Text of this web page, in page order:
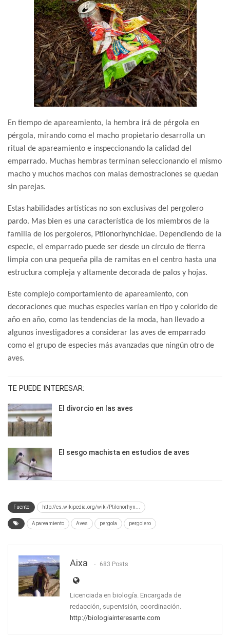
En tiempo de apareamiento, la hembra irá de pérgola en
pérgola, mirando como el macho propietario desarrolla un
ritual de apareamiento e inspeccionando la calidad del
emparrado. Muchas hembras terminan seleccionando el mismo
macho y muchos machos con malas demostraciones se quedan
sin parejas.
Estas habilidades artísticas no son exclusivas del pergolero
pardo. Mas bien es una característica de los miembros de la
familia de los pergoleros, Ptilonorhynchidae. Dependiendo de la
especie, el emparrado puede ser desde un círculo de tierra
limpia con una pequeña pila de ramitas en el centro hasta una
estructura compleja y altamente decorada de palos y hojas.
Este complejo comportamiento de apareamiento, con
decoraciones que muchas especies varían en tipo y colorido de
año en año, como las tendencias de la moda, han llevado a
algunos investigadores a considerar las aves de emparrado
como el grupo de especies más avanzadas que ningún otro de
aves.
TE PUEDE INTERESAR:
El divorcio en las aves
El sesgo machista en estudios de aves
Fuente http://es.wikipedia.org/wiki/Ptilonorhyn...
Apareamiento Aves pergola pergolero
Aixa 683 Posts
Licenciada en biología. Encargada de
redacción, supervisión, coordinación.
http://biologiainteresante.com